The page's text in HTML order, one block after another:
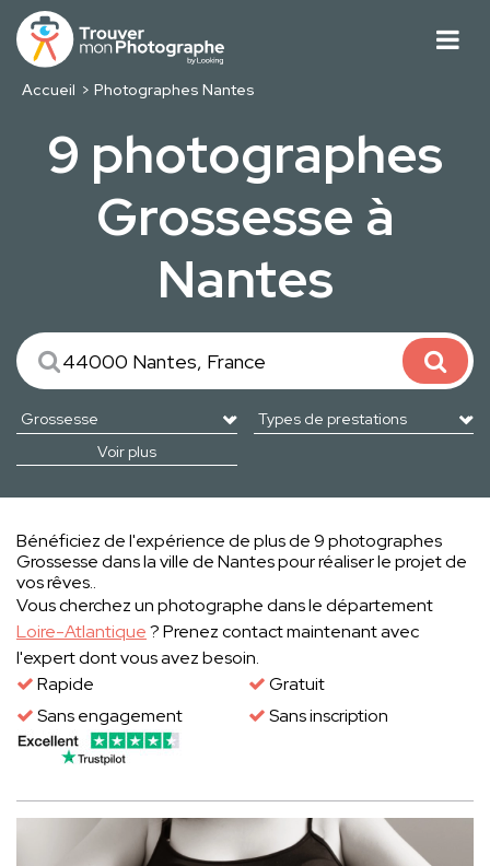
Accueil Photographes Nantes
9 photographes
Grossesse à
Nantes
Voir plus
Bénéficiez de l'expérience de plus de 9 photographes
Grossesse dans la ville de Nantes pour réaliser le projet de
vos rêves..
Vous cherchez un photographe dans le département
Loire-Atlantique? Prenez contact maintenant avec
l'expert dont vous avez besoin.
Rapide
Gratuit
Sans engagement
Sans inscription